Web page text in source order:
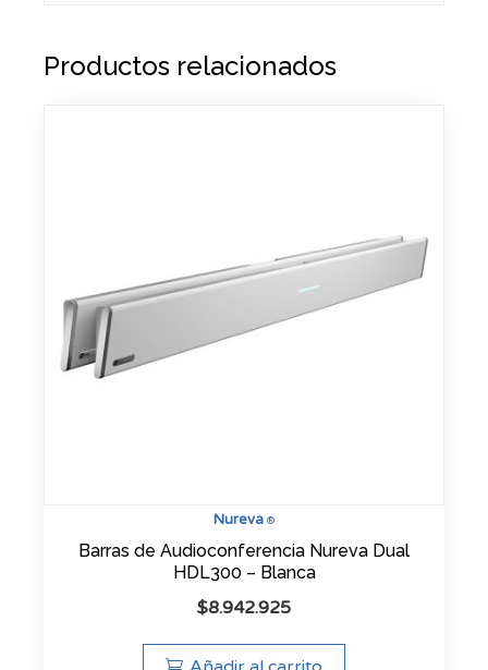
Productos relacionados
Nureva ®
Barras de Audioconferencia Nureva Dual
HDL300 – Blanca
$8.942.925